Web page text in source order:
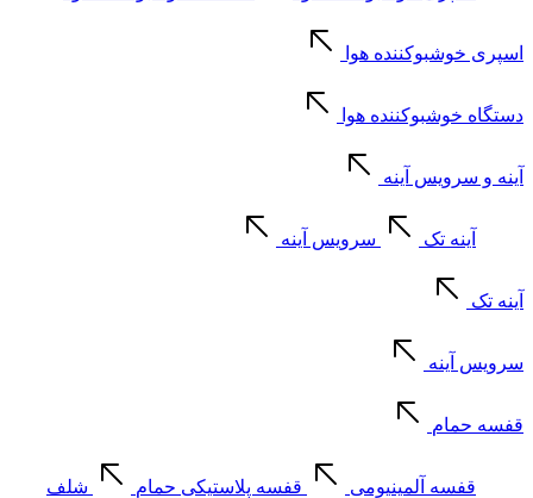
اسپری خوشبوکننده هوا
دستگاه خوشبوکننده هوا
آینه و سرویس آینه
آینه تک سرویس آینه
آینه تک
سرویس آینه
قفسه حمام
قفسه آلمینیومی قفسه پلاستیکی حمام شلف